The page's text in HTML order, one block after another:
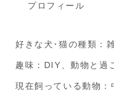
プロフィール
好きな犬･猫の種類：
趣味：DIY、動物と過
現在飼っている動物：